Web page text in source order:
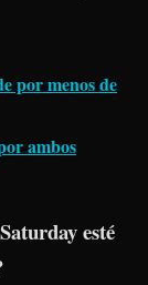
por menos de
ambos
esté